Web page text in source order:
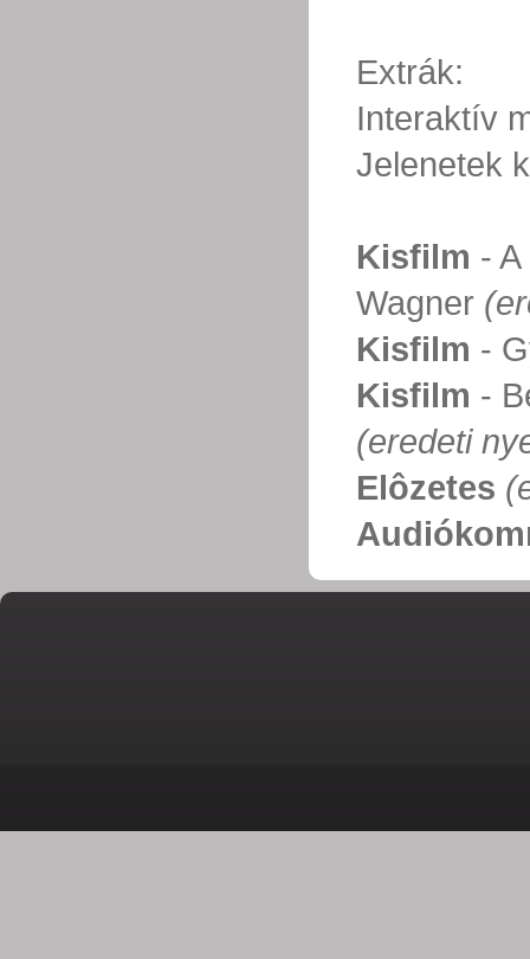
Extrák:
Interaktív
Jelenetek
Kisfilm -
Wagner
Kisfilm -
Kisfilm -
(eredeti
Elôzetes